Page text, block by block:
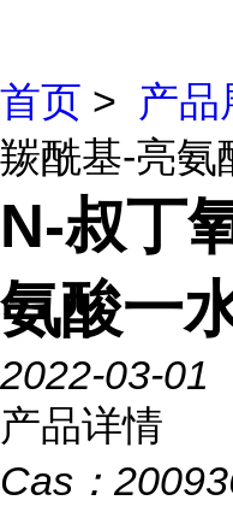
首页 > 产品
羰酰基-亮氨
N-叔丁
氨酸一
2022-03-01
产品详情
Cas：